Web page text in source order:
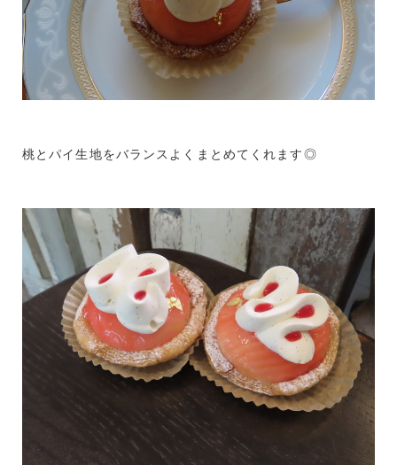
桃とパイ生地をバランスよくまとめてくれます◎